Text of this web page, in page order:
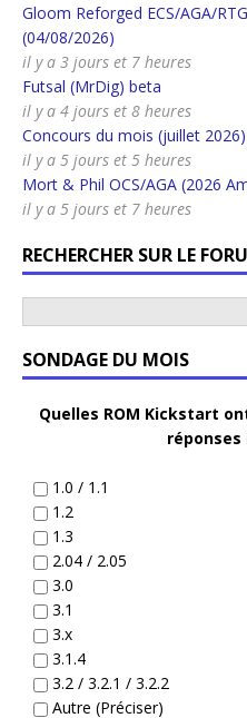
Gloom Reforged ECS/AGA/
(04/08/2026)
il y a 3 jours et 7 heures
Futsal (MrDig) beta
il y a 4 jours et 8 heures
Concours du mois (juillet
il y a 5 jours et 5 heures
Mort & Phil OCS/AGA (2026
il y a 5 jours et 7 heures
RECHERCHER SUR LE
SONDAGE DU MOIS
Quelles ROM Kickstart
réponses
1.0 / 1.1
1.2
1.3
2.04 / 2.05
3.0
3.1
3.x
3.1.4
3.2 / 3.2.1 / 3.2.2
Autre (Préciser)